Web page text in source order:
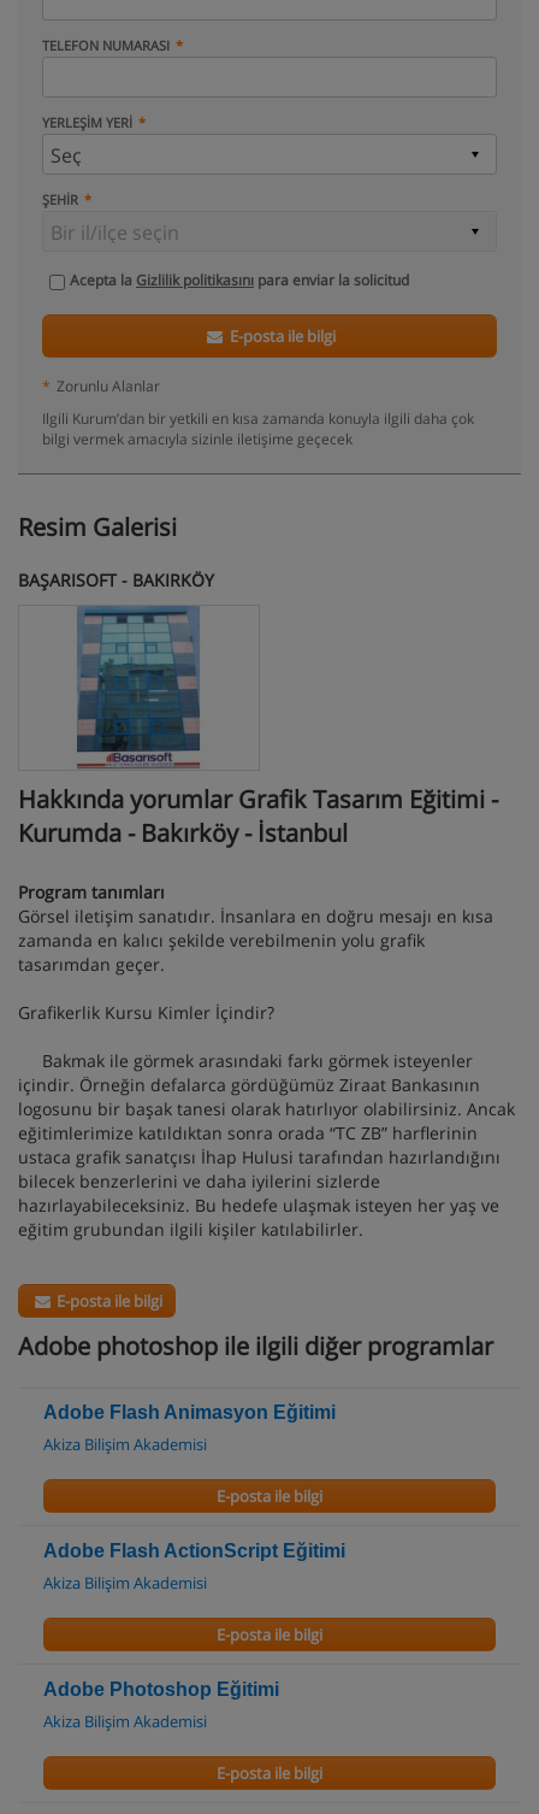
TELEFON NUMARASI
YERLEŞIM YERI
ŞEHIR
Acepta la Gizlilik politikasını para enviar la solicitud
E-posta ile bilgi
* Zorunlu Alanlar
Ilgili Kurum’dan bir yetkili en kısa zamanda konuyla ilgili daha çok
bilgi vermek amacıyla sizinle iletişime geçecek
Resim Galerisi
BAŞARISOFT - BAKIRKÖY
Hakkında yorumlar Grafik Tasarım Eğitimi -
Kurumda - Bakırköy - İstanbul
Program tanımları
Görsel iletişim sanatıdır. İnsanlara en doğru mesajı en kısa
zamanda en kalıcı şekilde verebilmenin yolu grafik
tasarımdan geçer.
Grafikerlik Kursu Kimler İçindir?
Bakmak ile görmek arasındaki farkı görmek isteyenler
içindir. Örneğin defalarca gördüğümüz Ziraat Bankasının
logosunu bir başak tanesi olarak hatırlıyor olabilirsiniz. Ancak
eğitimlerimize katıldıktan sonra orada “TC ZB” harflerinin
ustaca grafik sanatçısı İhap Hulusi tarafından hazırlandığını
bilecek benzerlerini ve daha iyilerini sizlerde
hazırlayabileceksiniz. Bu hedefe ulaşmak isteyen her yaş ve
eğitim grubundan ilgili kişiler katılabilirler.
E-posta ile bilgi
Adobe photoshop ile ilgili diğer programlar
Adobe Flash Animasyon Eğitimi
Akiza Bilişim Akademisi
E-posta ile bilgi
Adobe Flash ActionScript Eğitimi
Akiza Bilişim Akademisi
E-posta ile bilgi
Adobe Photoshop Eğitimi
Akiza Bilişim Akademisi
E-posta ile bilgi